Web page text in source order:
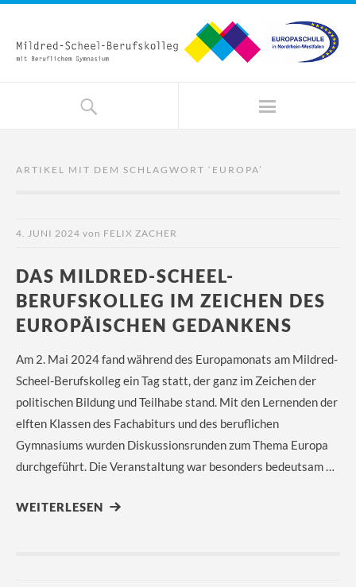
ARTIKEL MIT DEM SCHLAGWORT ‘ EUROPA’
4. JUNI 2024 von FELIX ZACHER
DAS MILDRED-SCHEEL-
BERUFSKOLLEG IM ZEICHEN DES
EUROPÄISCHEN GEDANKENS
Am 2. Mai 2024 fand während des Europamonats am Mildred-
Scheel-Berufskolleg ein Tag statt, der ganz im Zeichen der
politischen Bildung und Teilhabe stand. Mit den Lernenden der
elften Klassen des Fachabiturs und des beruflichen
Gymnasiums wurden Diskussionsrunden zum Thema Europa
durchgeführt. Die Veranstaltung war besonders bedeutsam …
WEITERLESEN